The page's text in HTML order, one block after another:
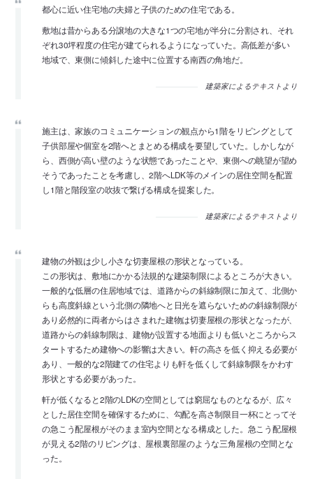
都心に近い住宅地の夫婦と子供のための住宅である。
敷地は昔からある分譲地の大きな1つの宅地が半分に分割され、それ
ぞれ30坪程度の住宅が建てられるようになっていた。高低差が多い
地域で、東側に傾斜した途中に位置する南西の角地だ。
建築家によるテキストより
施主は、家族のコミュニケーションの観点から1階をリビングとして
子供部屋や個室を2階へとまとめる構成を要望していた。しかしなが
ら、西側が高い壁のような状態であったことや、東側への眺望が望め
そうであったことを考慮し、2階へLDK等のメインの居住空間を配置
し1階と階段室の吹抜で繋げる構成を提案した。
建築家によるテキストより
建物の外観は少し小さな切妻屋根の形状となっている。
この形状は、敷地にかかる法規的な建築制限によるところが大きい。
一般的な低層の住居地域では、道路からの斜線制限に加えて、北側か
らも高度斜線という北側の隣地へと日光を遮らないための斜線制限が
あり必然的に両者からはさまれた建物は切妻屋根の形状となったが、
道路からの斜線制限は、建物が設置する地面よりも低いところからス
タートするため建物への影響は大きい。軒の高さを低く抑える必要が
あり、一般的な2階建ての住宅よりも軒を低くして斜線制限をかわす
形状とする必要があった。
軒が低くなると2階のLDKの空間としては窮屈なものとなるが、広々
とした居住空間を確保するために、勾配を高さ制限目一杯にとってそ
の急こう配屋根がそのまま室内空間となる構成とした。急こう配屋根
が見える2階のリビングは、屋根裏部屋のような三角屋根の空間とな
った。